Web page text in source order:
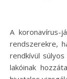
A koronavírus-járvány hatása nemcsak az egészségügyi
rendszerekre,
rendkívül
lakóinak